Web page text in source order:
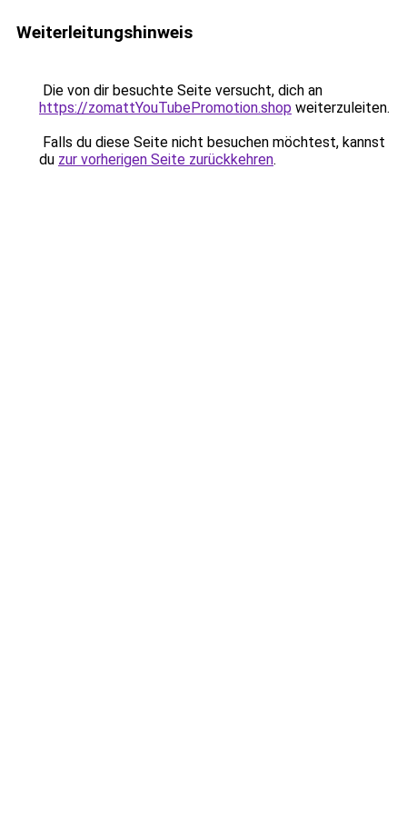
Weiterleitungshinweis
Die von dir besuchte Seite versucht, dich an
https://zomattYouTubePromotion.shop weiterzuleiten.
Falls du diese Seite nicht besuchen möchtest, kannst
du zur vorherigen Seite zurückkehren.